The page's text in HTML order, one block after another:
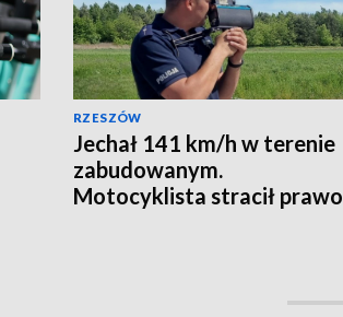
RZESZÓW
Jechał 141 km/h w terenie
zabudowanym.
Motocyklista stracił prawo